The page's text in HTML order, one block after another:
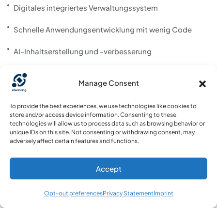
Manage Consent
To provide the best experiences, we use technologies like cookies to
store and/or access device information. Consenting to these
technologies will allow us to process data such as browsing behavior or
unique IDs on this site. Not consenting or withdrawing consent, may
adversely affect certain features and functions.
Accept
Opt-out preferencesPrivacy StatementImprint
Digitales integriertes Verwaltungssystem
Schnelle Anwendungsentwicklung mit wenig Code
AI-Inhaltserstellung und -verbesserung
Risiko & Kontrolle mgmt
Über uns
Kontakt
Über
Testimonials